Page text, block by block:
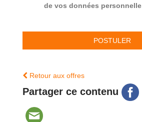
de vos données personnelle
Retour aux offres
Partager ce contenu